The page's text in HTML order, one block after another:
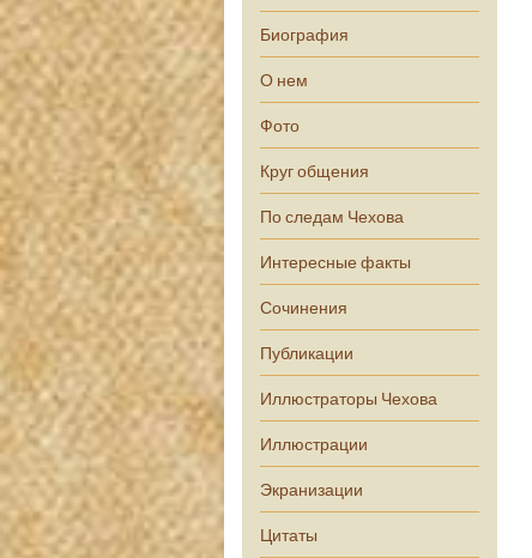
Биография
О нем
Фото
Круг общения
По следам Чехова
Интересные факты
Сочинения
Публикации
Иллюстраторы Чехова
Иллюстрации
Экранизации
Цитаты